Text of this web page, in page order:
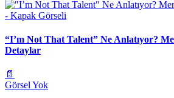
“I’m Not That Talent” Ne Anlatıyor?
Detaylar
📄
Görsel Yok